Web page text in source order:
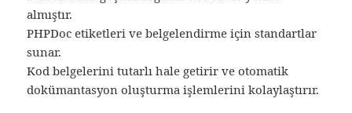
almıştır.
PHPDoc etiketleri ve belgelendirme için standartlar
sunar.
Kod belgelerini tutarlı hale getirir ve otomatik
dokümantasyon oluşturma işlemlerini kolaylaştırır.